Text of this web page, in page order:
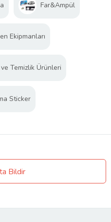
Far&Ampül
Ekipmanları
ve Temizlik Ürünleri
Sticker
Bildir